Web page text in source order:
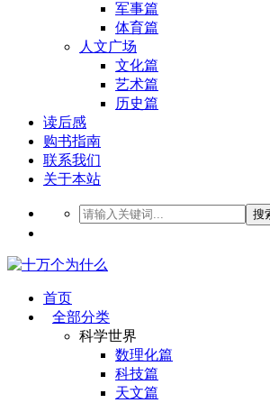
军事篇
体育篇
人文广场
文化篇
艺术篇
历史篇
读后感
购书指南
联系我们
关于本站
搜
首页
全部分类
科学世界
数理化篇
科技篇
天文篇